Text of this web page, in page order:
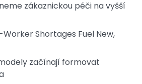
zákaznickou péči na vyšší
Shortages Fuel New,
začínají formovat